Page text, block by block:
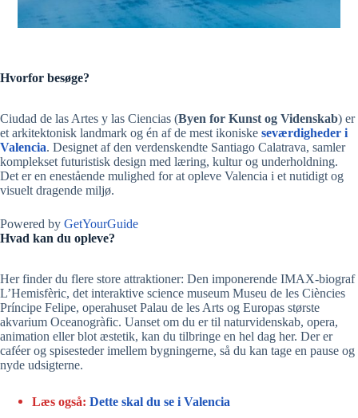
Hvorfor besøge?
Ciudad de las Artes y las Ciencias (Byen for Kunst og Videnskab) er
et arkitektonisk landmark og én af de mest ikoniske seværdigheder i
Valencia. Designet af den verdenskendte Santiago Calatrava, samler
komplekset futuristisk design med læring, kultur og underholdning.
Det er en enestående mulighed for at opleve Valencia i et nutidigt og
visuelt dragende miljø.
Powered by GetYourGuide
Hvad kan du opleve?
Her finder du flere store attraktioner: Den imponerende IMAX-biograf
L’Hemisfèric, det interaktive science museum Museu de les Ciències
Príncipe Felipe, operahuset Palau de les Arts og Europas største
akvarium Oceanogràfic. Uanset om du er til naturvidenskab, opera,
animation eller blot æstetik, kan du tilbringe en hel dag her. Der er
caféer og spisesteder imellem bygningerne, så du kan tage en pause og
nyde udsigterne.
Læs også: Dette skal du se i Valencia